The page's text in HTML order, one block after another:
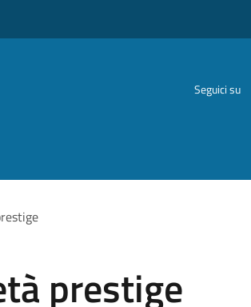
Seguici su
prestige